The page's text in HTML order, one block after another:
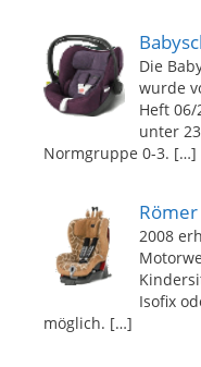
Die
wurde
Heft
unter
Normgruppe 0-3. […]
2008
Isofix
möglich. […]